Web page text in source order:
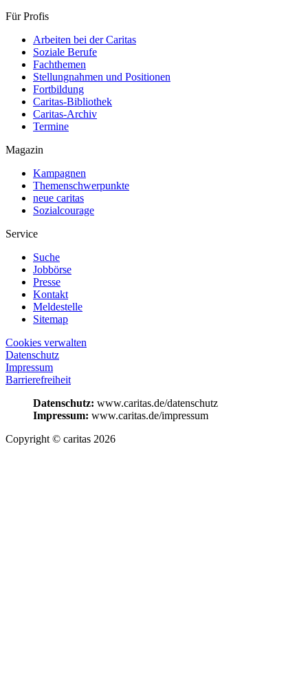
Für Profis
Arbeiten bei der Caritas
Soziale Berufe
Fachthemen
Stellungnahmen und Positionen
Fortbildung
Caritas-Bibliothek
Caritas-Archiv
Termine
Magazin
Kampagnen
Themenschwerpunkte
neue caritas
Sozialcourage
Service
Suche
Jobbörse
Presse
Kontakt
Meldestelle
Sitemap
Cookies verwalten
Datenschutz
Impressum
Barrierefreiheit
Datenschutz: www.caritas.de/datenschutz
Impressum: www.caritas.de/impressum
Copyright © caritas 2026